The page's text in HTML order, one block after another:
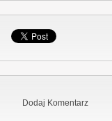
Dodaj Komentarz